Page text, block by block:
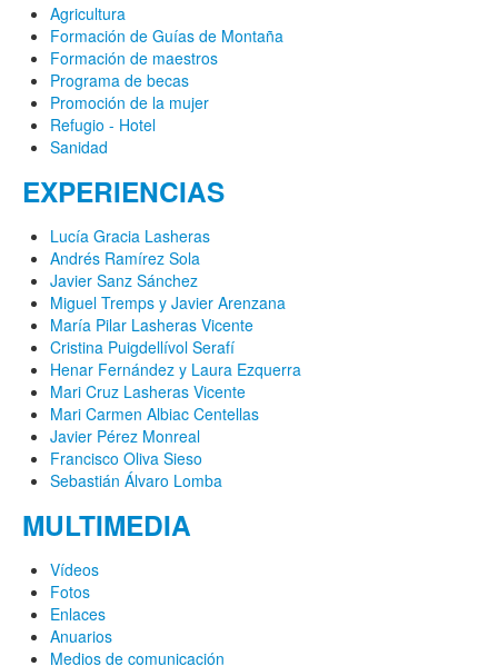
Agricultura
Formación de Guías de Montaña
Formación de maestros
Programa de becas
Promoción de la mujer
Refugio - Hotel
Sanidad
EXPERIENCIAS
Lucía Gracia Lasheras
Andrés Ramírez Sola
Javier Sanz Sánchez
Miguel Tremps y Javier Arenzana
María Pilar Lasheras Vicente
Cristina Puigdellívol Serafí
Henar Fernández y Laura Ezquerra
Mari Cruz Lasheras Vicente
Mari Carmen Albiac Centellas
Javier Pérez Monreal
Francisco Oliva Sieso
Sebastián Álvaro Lomba
MULTIMEDIA
Vídeos
Fotos
Enlaces
Anuarios
Medios de comunicación